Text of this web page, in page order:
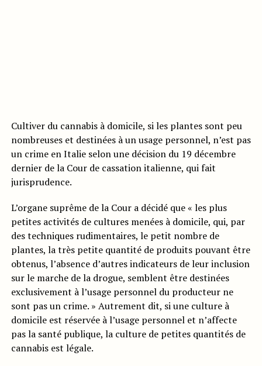
Cultiver du cannabis à domicile, si les plantes sont peu
nombreuses et destinées à un usage personnel, n’est pas
un crime en Italie selon une décision du 19 décembre
dernier de la Cour de cassation italienne, qui fait
jurisprudence.
L’organe suprême de la Cour a décidé que « les plus
petites activités de cultures menées à domicile, qui, par
des techniques rudimentaires, le petit nombre de
plantes, la très petite quantité de produits pouvant être
obtenus, l’absence d’autres indicateurs de leur inclusion
sur le marche de la drogue, semblent être destinées
exclusivement à l’usage personnel du producteur ne
sont pas un crime. » Autrement dit, si une culture à
domicile est réservée à l’usage personnel et n’affecte
pas la santé publique, la culture de petites quantités de
cannabis est légale.